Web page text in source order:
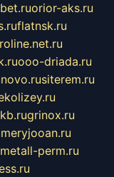
orior-aks.ru
flatnsk.ru
ooo-driada.ru
siterem.ru
grinox.ru
metall-perm.ru